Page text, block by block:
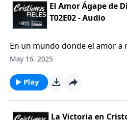
El Amor Ágape de
T02E02 - Audio
En un mundo donde el amor a
con emociones pasajeras o
manifestación más pura y
desinteresado.
May 16, 2025
Play
La Victoria en